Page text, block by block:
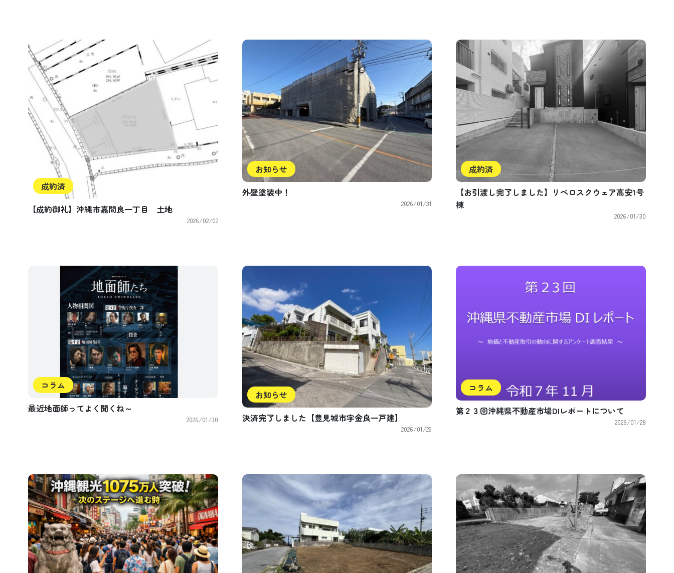
成約済
【成約御礼】沖縄市嘉間良一丁目 土地
2026/02/02
お知らせ
外壁塗装中！
2026/01/31
成約済
【お引渡し完了しました】リベロスクウェア高安1号
棟
2026/01/30
コラム
最近地面師ってよく聞くね～
2026/01/30
お知らせ
決済完了しました【豊見城市字金良一戸建】
2026/01/29
コラム
第２３回沖縄県不動産市場DIレポートについて
2026/01/28